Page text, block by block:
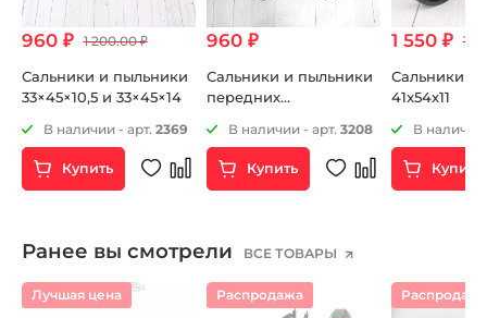
960 ₽ 1 200.00 ₽
Сальники и пыльники
33×45×10,5 и 33×45×14
В наличии - арт. 2369
Купить
960 ₽
Сальники и пыльники
передних
(перьев вилки) 33 46 11
В наличии - арт. 3208
Купить
1 550 ₽ 1
Сальники
41x54x11
В наличии
Купить
Ранее вы смотрели ВСЕ ТОВАРЫ
Лучшая цена Распродажа Распродажа